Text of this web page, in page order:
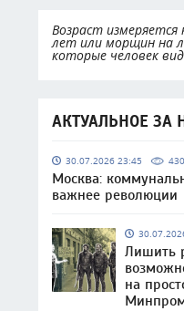
Возраст
лет или морщин на
которые человек
АКТУАЛЬНОЕ ЗА
30.07.2026 23:45 430
Москва:
важнее революции
Лишить
на